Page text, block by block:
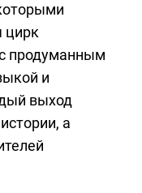
цирк
продуманным
и
выход
а